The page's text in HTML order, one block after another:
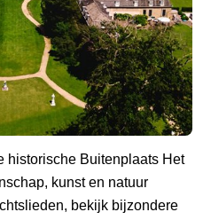
historische Buitenplaats Het
kunst en natuur
bekijk bijzondere